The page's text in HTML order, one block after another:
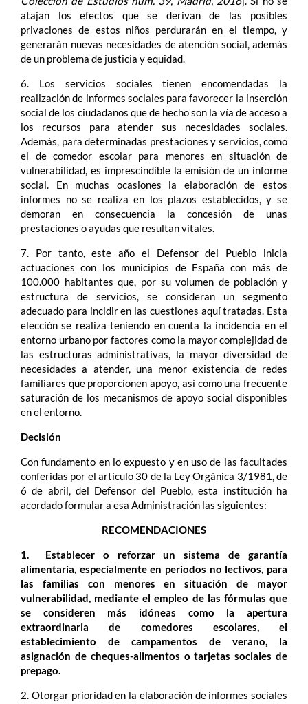
atajan los efectos que se derivan de las posibles
privaciones de estos niños perdurarán en el tiempo, y
generarán nuevas necesidades de atención social, además
de un problema de justicia y equidad.
6. Los servicios sociales tienen encomendadas la
realización de informes sociales para favorecer la inserción
social de los ciudadanos que de hecho son la vía de acceso a
los recursos para atender sus necesidades sociales.
Además, para determinadas prestaciones y servicios, como
el de comedor escolar para menores en situación de
vulnerabilidad, es imprescindible la emisión de un informe
social. En muchas ocasiones la elaboración de estos
informes no se realiza en los plazos establecidos, y se
demoran en consecuencia la concesión de unas
prestaciones o ayudas que resultan vitales.
7. Por tanto, este año el Defensor del Pueblo inicia
actuaciones con los municipios de España con más de
100.000 habitantes que, por su volumen de población y
estructura de servicios, se consideran un segmento
adecuado para incidir en las cuestiones aquí tratadas. Esta
elección se realiza teniendo en cuenta la incidencia en el
entorno urbano por factores como la mayor complejidad de
las estructuras administrativas, la mayor diversidad de
necesidades a atender, una menor existencia de redes
familiares que proporcionen apoyo, así como una frecuente
saturación de los mecanismos de apoyo social disponibles
en el entorno.
Decisión
Con fundamento en lo expuesto y en uso de las facultades
conferidas por el artículo 30 de la Ley Orgánica 3/1981, de
6 de abril, del Defensor del Pueblo, esta institución ha
acordado formular a esa Administración las siguientes:
RECOMENDACIONES
1. Establecer o reforzar un sistema de garantía
alimentaria, especialmente en periodos no lectivos, para
las familias con menores en situación de mayor
vulnerabilidad, mediante el empleo de las fórmulas que
se consideren más idóneas como la apertura
extraordinaria de comedores escolares, el
establecimiento de campamentos de verano, la
asignación de cheques-alimentos o tarjetas sociales de
prepago.
2. Otorgar prioridad en la elaboración de informes sociales